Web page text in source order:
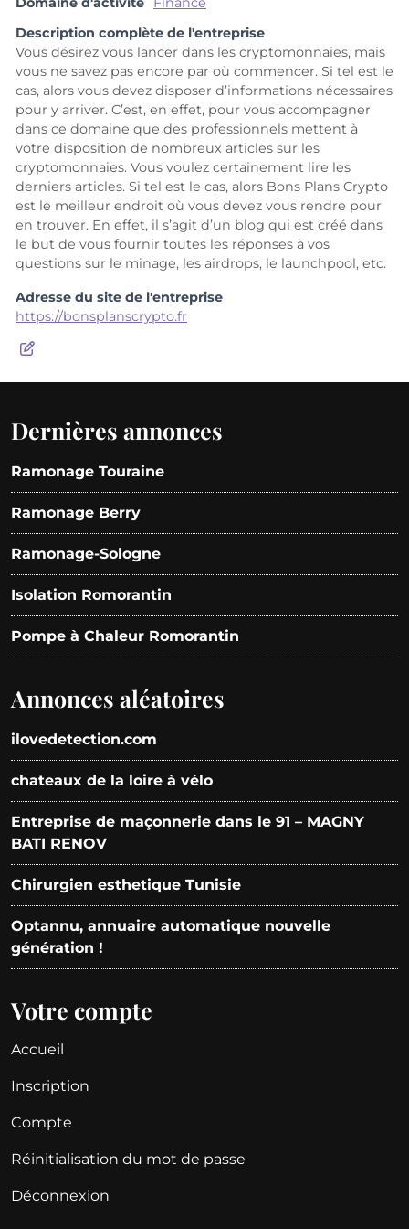
Description complète de l'entreprise
Vous désirez vous lancer dans les cryptomonnaies, mais
vous ne savez pas encore par où commencer. Si tel est le
cas, alors vous devez disposer d’informations nécessaires
pour y arriver. C’est, en effet, pour vous accompagner
dans ce domaine que des professionnels mettent à
votre disposition de nombreux articles sur les
cryptomonnaies. Vous voulez certainement lire les
derniers articles. Si tel est le cas, alors Bons Plans Crypto
est le meilleur endroit où vous devez vous rendre pour
en trouver. En effet, il s’agit d’un blog qui est créé dans
le but de vous fournir toutes les réponses à vos
questions sur le minage, les airdrops, le launchpool, etc.
Adresse du site de l'entreprise
https://bonsplanscrypto.fr
Dernières annonces
Ramonage Touraine
Ramonage Berry
Ramonage-Sologne
Isolation Romorantin
Pompe à Chaleur Romorantin
Annonces aléatoires
ilovedetection.com
chateaux de la loire à vélo
Entreprise de maçonnerie dans le 91 – MAGNY
BATI RENOV
Chirurgien esthetique Tunisie
Optannu, annuaire automatique nouvelle
génération !
Votre compte
Accueil
Inscription
Compte
Réinitialisation du mot de passe
Déconnexion